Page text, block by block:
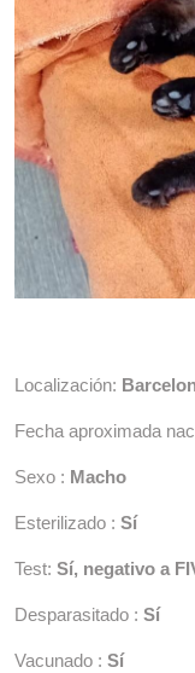
Localización:
Fecha aproximada
Sexo : Macho
Esterilizado : Sí
Test: Sí, negativo a
Desparasitado : Sí
Vacunado : Sí